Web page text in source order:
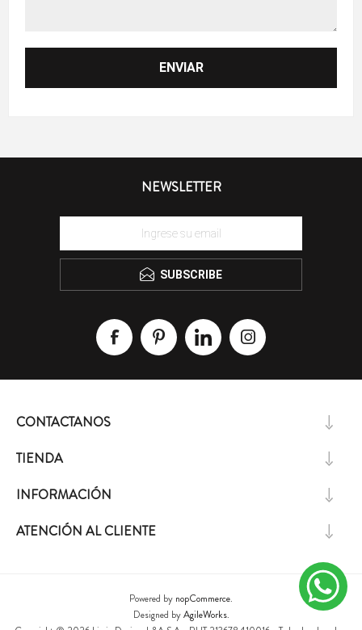
NEWSLETTER
SUBSCRIBE
CONTACTANOS
TIENDA
INFORMACIÓN
ATENCIÓN AL CLIENTE
Powered by nopCommerce.
Designed byAgileWorks.